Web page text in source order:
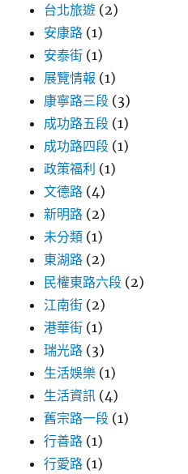
台北旅遊 (2)
安康路 (1)
安泰街 (1)
展覽情報 (1)
康寧路三段 (3)
成功路五段 (1)
成功路四段 (1)
政策福利 (1)
文德路 (4)
新明路 (2)
未分類 (1)
東湖路 (2)
民權東路六段 (2)
江南街 (2)
港華街 (1)
瑞光路 (3)
生活娛樂 (1)
生活資訊 (4)
舊宗路一段 (1)
行善路 (1)
行愛路 (1)